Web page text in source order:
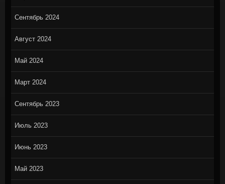
Сентябрь 2024
Август 2024
Май 2024
Март 2024
Сентябрь 2023
Июль 2023
Июнь 2023
Май 2023